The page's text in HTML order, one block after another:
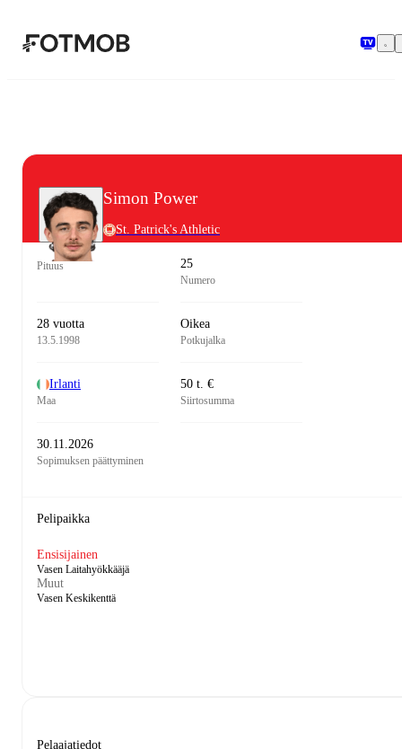
Simon Power
St. Patrick's Athletic
Pituus 25
Numero
28 vuotta
13.5.1998
Oikea
Potkujalka
Irlanti
Maa
50 t. €
Siirtosumma
30.11.2026
Sopimuksen päättyminen
Pelipaikka
Ensisijainen
Vasen Laitahyökkääjä
Muut
Vasen Keskikenttä
Pelaajatiedot